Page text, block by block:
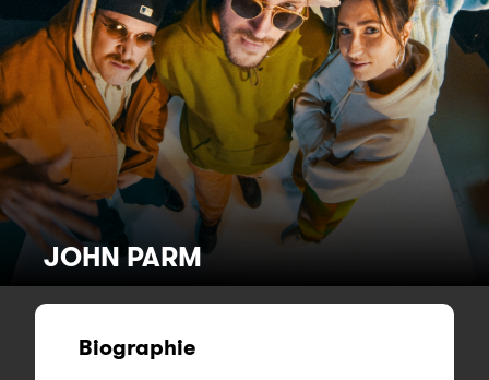
JOHN PARM
Biographie